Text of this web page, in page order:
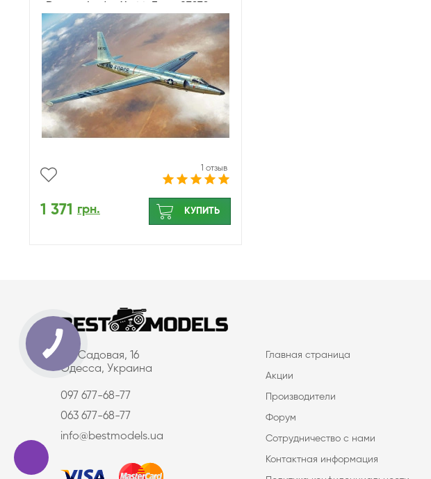
1 отзыв
1 371 грн. КУПИТЬ
ул. Садовая, 16
Одесса, Украина
097 677-68-77
063 677-68-77
info@bestmodels.ua
Главная страница
Акции
Производители
Форум
Сотрудничество с нами
Контактная информация